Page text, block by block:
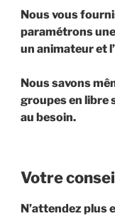
Nous vous
paramétrons
un animateur et
Nous savons
groupes en libre
au besoin.
Votre
N’attendez plus